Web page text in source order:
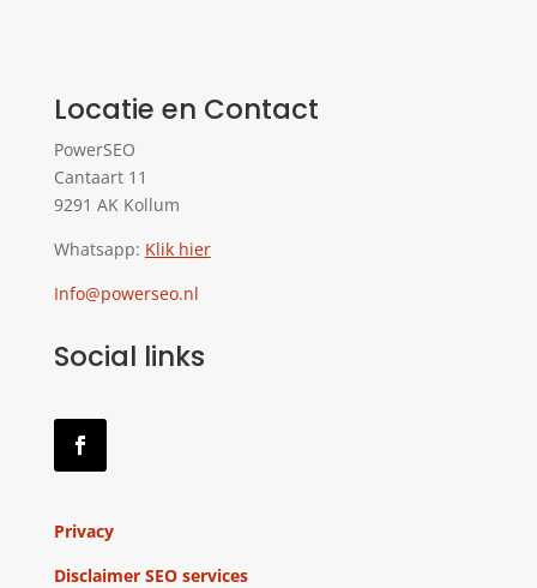
Locatie en Contact
PowerSEO
Cantaart 11
9291 AK Kollum
Whatsapp: Klik hier
Info@powerseo.nl
Social links
Privacy
Disclaimer SEO services